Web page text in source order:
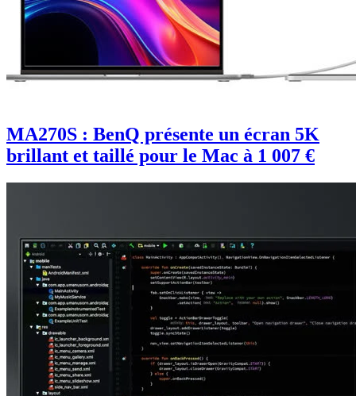
MA270S : BenQ présente un écran 5K
brillant et taillé pour le Mac à 1 007 €